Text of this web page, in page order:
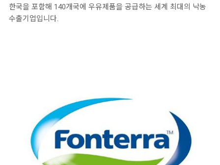
한국을 포함해 140개국에 우유제품을 공급하는 세계 최대의 낙농
수출기업입니다.